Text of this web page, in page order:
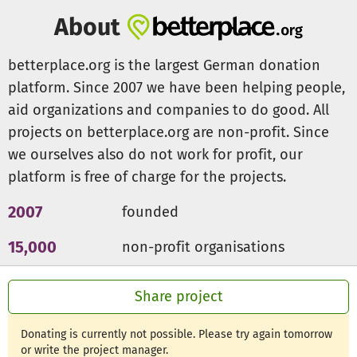
Share project
Donating is currently not possible. Please try again tomorrow
or write the project manager.
intensiven psychologischen Betreuung:
· Organisieren eines Fluges und Reise einer
Erkrankten in ihren Heimatort zum Abschiednehmen von
Familie und Freunden.
· Besuch der Psychologin in einer Kita, in der 2
Kleinkinder einer Schwerst-Erkrankten betreut wurden.
Das Kita Personal wünschte sich Hilfe und
richtungsweisende Hinweise im Umgang mit den Kindern
der Betroffenen in deren besonderen Lebenssituation,
u.a. auch wegen des Kontakts zu den anderen Kindern der
Kita.
an eine Patientin, die die Absicht äußerte, für ihre Kinder
und Angehörigen einen digitalen Nachlass erstellen zu
wollen.
About
betterplace.org is the largest German donation
platform. Since 2007 we have been helping people,
aid organizations and companies to do good. All
projects on betterplace.org are non-profit. Since
we ourselves also do not work for profit, our
platform is free of charge for the projects.
2007 founded
15,000 non-profit organisations
300m € for a good cause